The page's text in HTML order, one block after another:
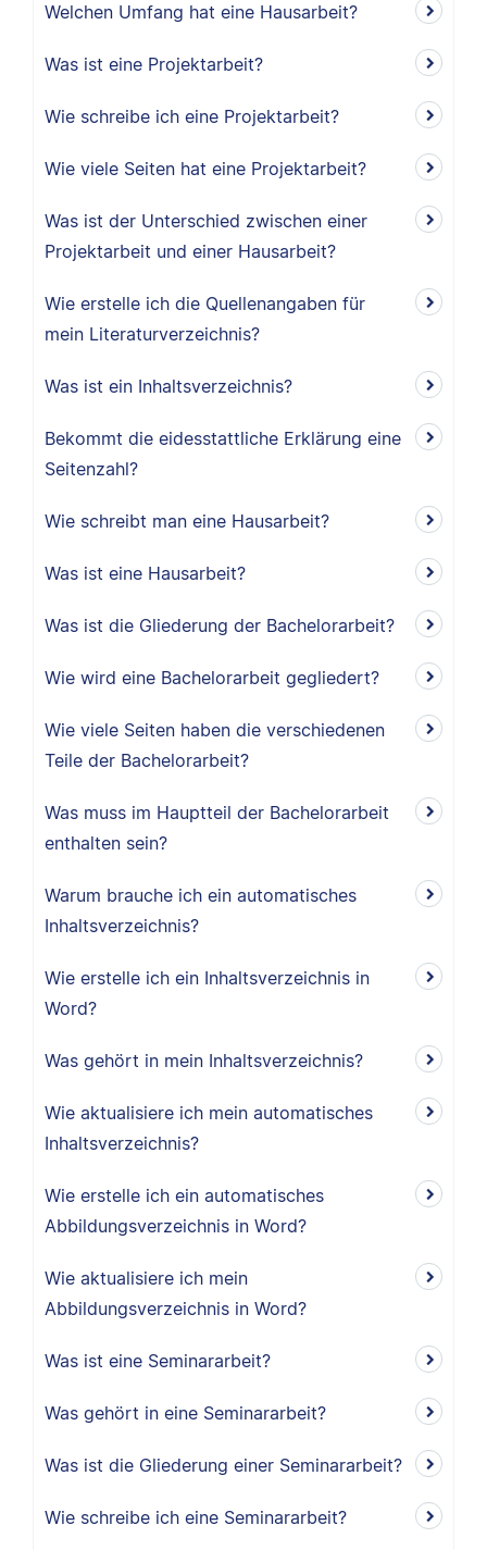
Welchen Umfang hat eine Hausarbeit?
Was ist eine Projektarbeit?
Wie schreibe ich eine Projektarbeit?
Wie viele Seiten hat eine Projektarbeit?
Was ist der Unterschied zwischen einer
Projektarbeit und einer Hausarbeit?
Wie erstelle ich die Quellenangaben für
mein Literaturverzeichnis?
Was ist ein Inhaltsverzeichnis?
Bekommt die eidesstattliche Erklärung eine
Seitenzahl?
Wie schreibt man eine Hausarbeit?
Was ist eine Hausarbeit?
Was ist die Gliederung der Bachelorarbeit?
Wie wird eine Bachelorarbeit gegliedert?
Wie viele Seiten haben die verschiedenen
Teile der Bachelorarbeit?
Was muss im Hauptteil der Bachelorarbeit
enthalten sein?
Warum brauche ich ein automatisches
Inhaltsverzeichnis?
Wie erstelle ich ein Inhaltsverzeichnis in
Word?
Was gehört in mein Inhaltsverzeichnis?
Wie aktualisiere ich mein automatisches
Inhaltsverzeichnis?
Wie erstelle ich ein automatisches
Abbildungsverzeichnis in Word?
Wie aktualisiere ich mein
Abbildungsverzeichnis in Word?
Was ist eine Seminararbeit?
Was gehört in eine Seminararbeit?
Was ist die Gliederung einer Seminararbeit?
Wie schreibe ich eine Seminararbeit?